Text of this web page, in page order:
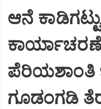
ಆನೆ
ಪೆರಿಯಶಾಂತಿ
ಗೂಡಂಗಡಿ